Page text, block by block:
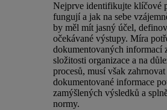
Nejprve identifikujte klíčové
fungují a jak na sebe
by měl mít jasný účel,
očekávané výstupy. Míra
dokumentovaných informací
složitosti organizace a na
procesů, musí však
dokumentované informace
zamýšlených výsledků a
normy.